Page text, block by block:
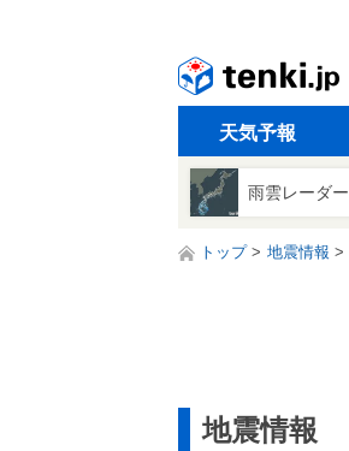
天気予報
雨雲レーダー
トップ 地震情報
地震情報